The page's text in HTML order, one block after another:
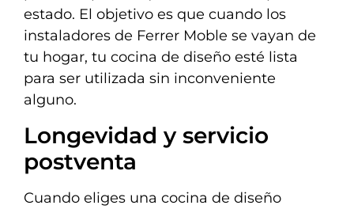
estado. El objetivo es que cuando los
instaladores de Ferrer Moble se vayan de
tu hogar, tu cocina de diseño esté lista
para ser utilizada sin inconveniente
alguno.
Longevidad y servicio
postventa
Cuando eliges una cocina de diseño